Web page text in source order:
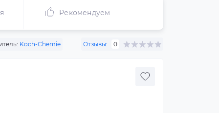
Рекомендуем
Koch-Chemie Отзывы: 0